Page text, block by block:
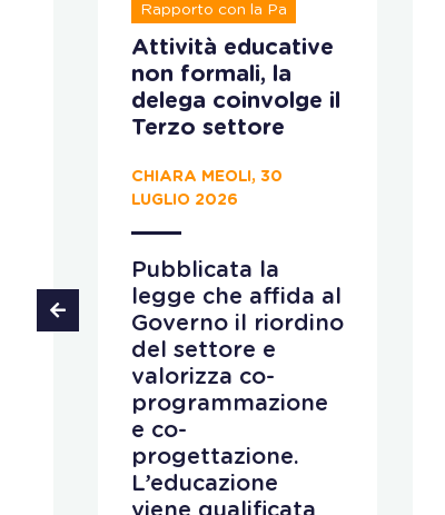
Rapporto con la Pa
Attività educative
non formali, la
delega coinvolge il
Terzo settore
CHIARA MEOLI, 30
LUGLIO 2026
Pubblicata la
legge che affida al
Governo il riordino
del settore e
valorizza co-
programmazione
e co-
progettazione.
L’educazione